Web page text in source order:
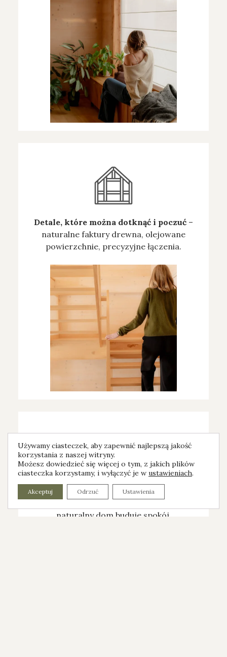
Detale, które można dotknąć i poczuć –
naturalne faktury drewna, olejowane
powierzchnie, precyzyjne łączenia.
Przestrzeń, która pokazuje codzienność
– zobaczysz, jak drewno pracuje i jak
naturalny dom buduje spokój.
Używamy ciasteczek, aby zapewnić najlepszą jakość
korzystania z naszej witryny.
Możesz dowiedzieć się więcej o tym, z jakich plików
ciasteczka korzystamy, i wyłączyć je w ustawieniach.
Akceptuj Odrzuć Ustawienia